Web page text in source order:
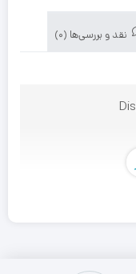
نقد و بررسی‌ها (0)